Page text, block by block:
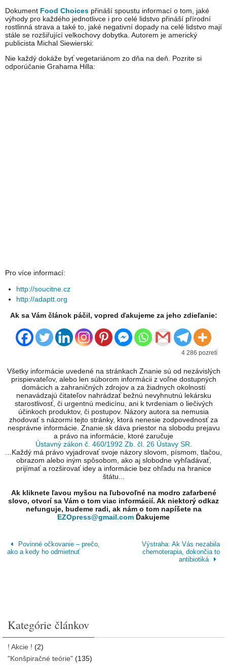
Dokument Food Choices přináší spoustu informací o tom, jaké
výhody pro každého jednotlivce i pro celé lidstvo přináší přírodní
rostlinná strava a také to, jaké negativní dopady na celé lidstvo mají
stále se rozšiřující velkochovy dobytka. Autorem je americký
publicista Michal Siewierski:
Nie každý dokáže byť vegetariánom zo dňa na deň. Pozrite si
odporúčanie Grahama Hilla:
Pro více informací:
http://soucitne.cz
http://adaptt.org
Ak sa Vám článok páčil, vopred ďakujeme za jeho zdieľanie:
4 286 pozretí
Všetky informácie uvedené na stránkach Znanie sú od nezávislých
prispievateľov, alebo len súborom informácii z voľne dostupných
domácich a zahraničných zdrojov a za žiadnych okolností
nenavádzajú čitateľov nahrádzať bežnú nevyhnutnú lekársku
starostlivosť, či urgentnú medicínu, ani k tvrdeniam o liečivých
účinkoch produktov, či postupov. Názory autora sa nemusia
zhodovať s názormi tejto stránky, ktorá nenesie zodpovednosť za
nesprávne informácie. Znanie.sk dáva priestor na slobodu prejavu
a právo na informácie, ktoré zaručuje
Ústavný zákon č. 460/1992 Zb. čl. 26 Ústavy SR
...Každý má právo vyjadrovať svoje názory slovom, písmom, tlačou,
obrazom alebo iným spôsobom, ako aj slobodne vyhľadávať,
prijímať a rozširovať idey a informácie bez ohľadu na hranice
štátu...
Ak kliknete ľavou myšou na ľubovoľné na modro zafarbené
slovo, otvorí sa Vám o tom viac informácií. Ak niektorý odkaz
nefunguje, budeme radi, ak nám o tom napíšete na
EZOpress@gmail.com Ďakujeme
Povinné očkovanie – prečo,
ako a kedy ho odmietnuť
Výstraha: Ak Vás nezabila
chemoterapia, dokončia to
antibiotiká
Kategórie článkov
! Akcie ! (2)
"Konšpiračné teórie" (135)